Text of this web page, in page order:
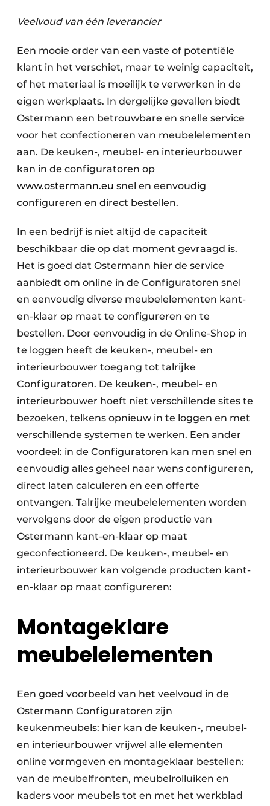
Vacatures
Video’s
Veelvoud van één leverancier
Een mooie order van een vaste of potentiële
klant in het verschiet, maar te weinig capaciteit,
of het materiaal is moeilijk te verwerken in de
eigen werkplaats. In dergelijke gevallen biedt
Ostermann een betrouwbare en snelle service
voor het confectioneren van meubelelementen
aan. De keuken-, meubel- en interieurbouwer
kan in de configuratoren op
www.ostermann.eu snel en eenvoudig
configureren en direct bestellen.
In een bedrijf is niet altijd de capaciteit
beschikbaar die op dat moment gevraagd is.
Het is goed dat Ostermann hier de service
aanbiedt om online in de Configuratoren snel
en eenvoudig diverse meubelelementen kant-
en-klaar op maat te configureren en te
bestellen. Door eenvoudig in de Online-Shop in
te loggen heeft de keuken-, meubel- en
interieurbouwer toegang tot talrijke
Configuratoren. De keuken-, meubel- en
interieurbouwer hoeft niet verschillende sites te
bezoeken, telkens opnieuw in te loggen en met
verschillende systemen te werken. Een ander
voordeel: in de Configuratoren kan men snel en
eenvoudig alles geheel naar wens configureren,
direct laten calculeren en een offerte
ontvangen. Talrijke meubelelementen worden
vervolgens door de eigen productie van
Ostermann kant-en-klaar op maat
geconfectioneerd. De keuken-, meubel- en
interieurbouwer kan volgende producten kant-
en-klaar op maat configureren:
Montageklare
meubelelementen
Een goed voorbeeld van het veelvoud in de
Ostermann Configuratoren zijn
keukenmeubels: hier kan de keuken-, meubel-
en interieurbouwer vrijwel alle elementen
online vormgeven en montageklaar bestellen:
van de meubelfronten, meubelrolluiken en
kaders voor meubels tot en met het werkblad